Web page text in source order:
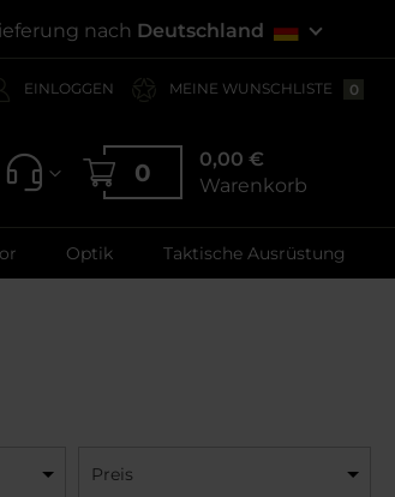
nach Deutschland
EINLOGGEN MEINE WUNSCHLISTE 0
0
0,00 €
Warenkorb
Optik Taktische Ausrüstung
Preis